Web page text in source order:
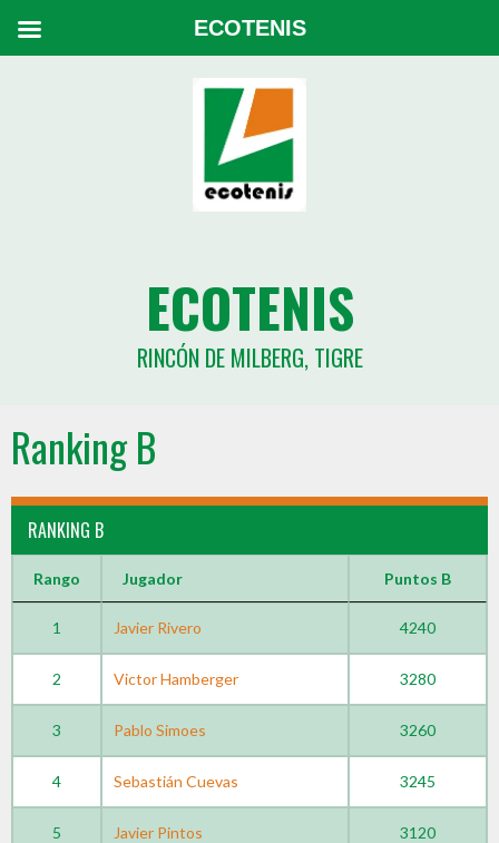
ECOTENIS
RINCÓN DE MILBERG, TIGRE
Ranking B
RANKING B
Rango Jugador Puntos B
1 Javier Rivero 4240
2 Victor Hamberger 3280
3 Pablo Simoes 3260
4 Sebastián Cuevas 3245
5 Javier Pintos 3120
ECOTENIS